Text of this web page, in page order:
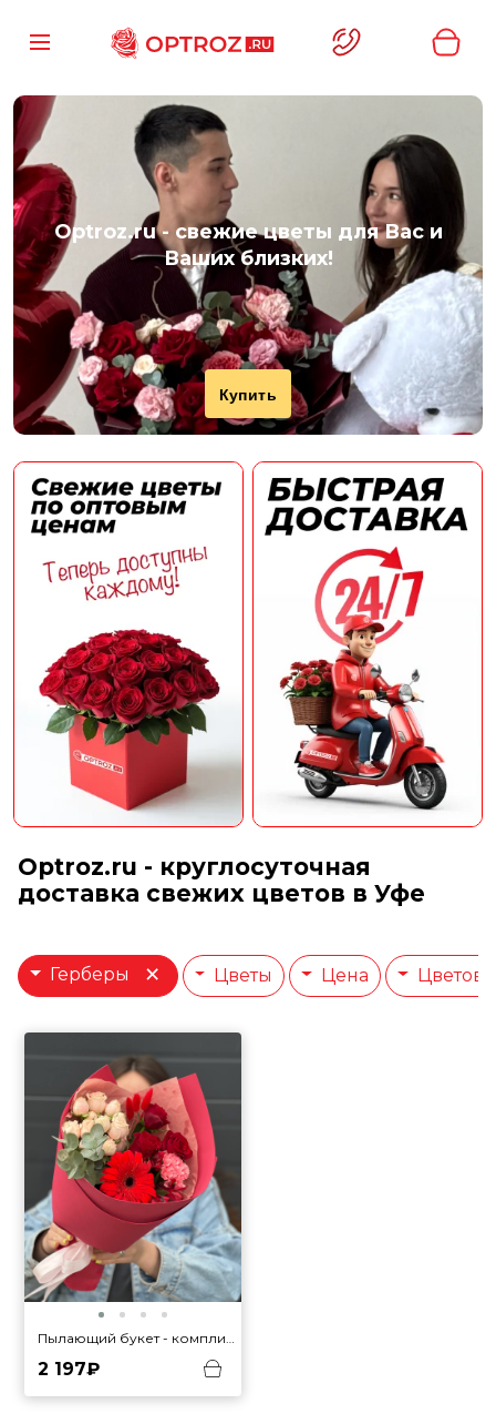
Optroz.ru- свежие цветы для Вас и
Ваших близких!
Купить
Optroz.ru - круглосуточная
доставка свежих цветов в Уфе
Цветы Цена
Герберы ×
Пылающий букет - комплимент
2 197₽